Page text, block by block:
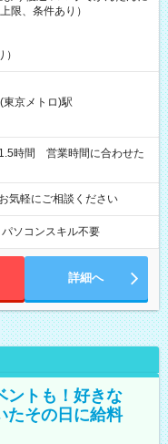
限、条件あり）
東京メトロ)駅
気軽にご相談ください
パソコンスキル不要
詳細へ
ントも！好きな
たその日に給料